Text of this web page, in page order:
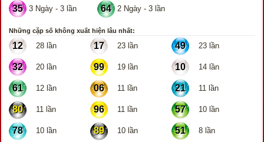
35 3 Ngày - 3 lần 64 2 Ngày - 3 lần
Những cặp số không xuất hiện lâu nhất:
12 28 lần 17 23 lần 49 23 lần
32 20 lần 99 19 lần 10 14 lần
61 12 lần 06 11 lần 21 11 lần
80 11 lần 96 11 lần 57 10 lần
78 10 lần 89 10 lần 51 8 lần